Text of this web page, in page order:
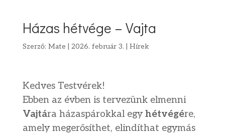
Házas hétvége – Vajta
Szerző: Mate 2026. február 3. Hírek
Kedves Testvérek!
Ebben az évben is tervezünk elmenni
Vajtára házaspárokkal egy hétvégére,
amely megerősíthet, elindíthat egymás